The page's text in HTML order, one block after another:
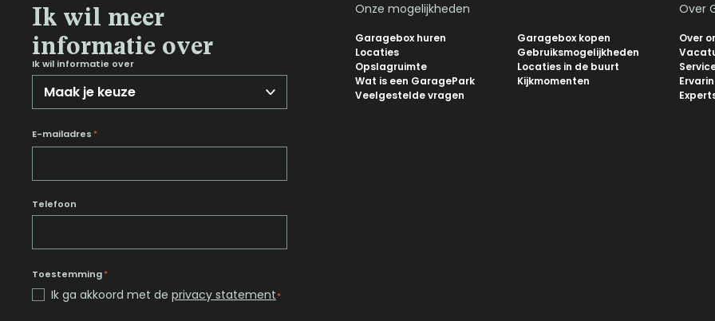
Noord-Holland
Overijssel
Utrecht
Zuid-Holland
Ik wil meer
informatie over
Ik wil informatie over
E-mailadres *
Telefoon
Toestemming*
Ik ga akkoord met de privacy statement*
Onze mogelijkheden
Garagebox huren
Garagebox kopen
Locaties
Gebruiksmogelijkheden
Opslagruimte
Locaties in de buurt
Wat is een GaragePark
Kijkmomenten
Veelgestelde vragen
Over
Over